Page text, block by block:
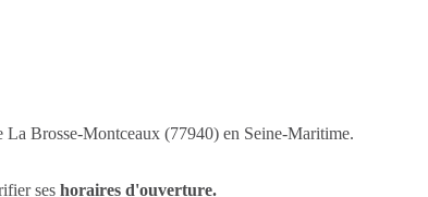
La Brosse-Montceaux (77940) en Seine-Maritime.
ses horaires d'ouverture.